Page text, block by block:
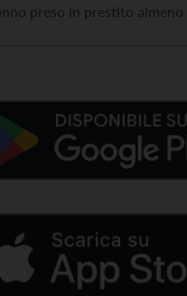
preso in prestito almeno